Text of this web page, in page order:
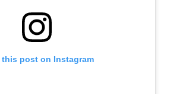
this post on Instagram